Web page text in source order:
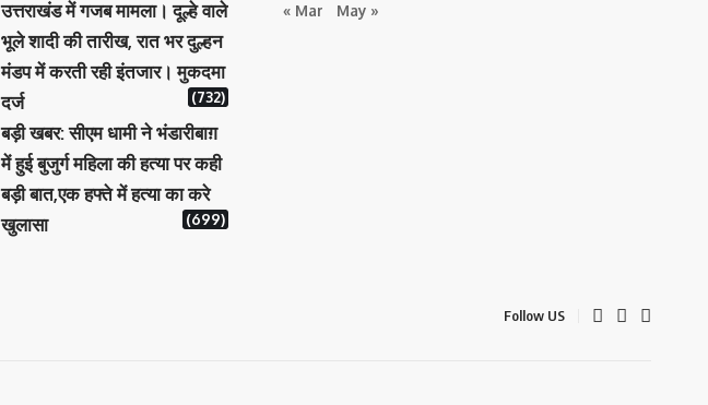
उत्तराखंड में गजब मामला। दूल्हे वाले
भूले शादी की तारीख, रात भर दुल्हन
मंडप में करती रही इंतजार। मुकदमा
दर्ज
(732)
बड़ी खबर: सीएम धामी ने भंडारीबाग़
में हुई बुजुर्ग महिला की हत्या पर कही
बड़ी बात,एक हफ्ते में हत्या का करे
खुलासा
(699)
« Mar May »
Follow US